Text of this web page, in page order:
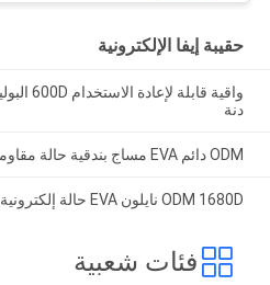
حقيبة إيفا الإلكترونية
دنة
ODM دائم EVA مساج بندقية حالة مقاومة للماء شبكة بطانة
ODM 1680D نايلون EVA حالة إلكترونية تكسر برهان مع زيبر
فئات شعبية